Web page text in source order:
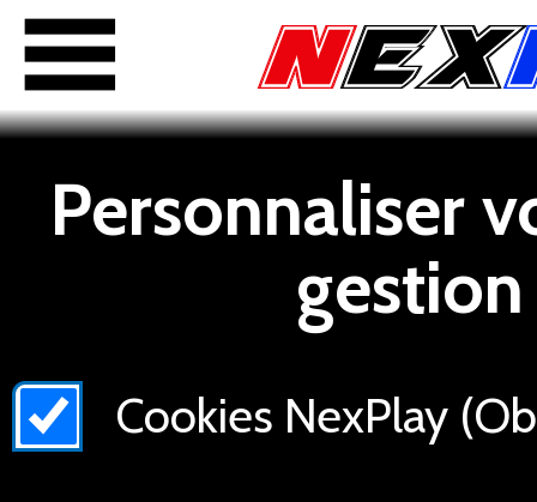
Personnaliser
Cookies NexPlay